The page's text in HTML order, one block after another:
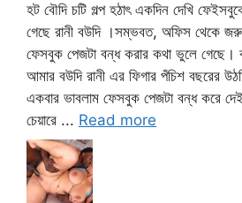
হট বৌদি চটি গল্প হঠাৎ একদিন দেখি
গেছে রানী বউদি ।সম্ভবত, অফিস থেকে
ফেসবুক পেজটা বন্ধ করার কথা ভুলে গেছে।
আমার বউদি রানী এর ফিগার পঁচিশ বছরের
একবার ভাবলাম ফেসবুক পেজটা বন্ধ করে
চেয়ারে ... Read more